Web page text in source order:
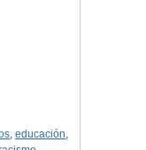
, educación,